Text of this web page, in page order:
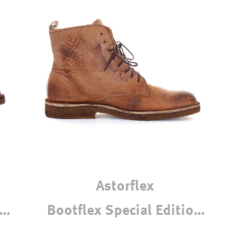
Astorflex
Bootflex Special Edition